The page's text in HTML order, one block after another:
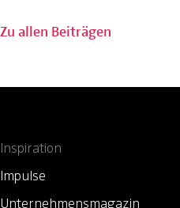
Zu allen Beiträgen
Inspiration
Impulse
Unternehmensmagazin